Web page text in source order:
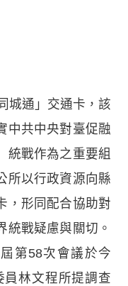
城通」交通卡，該
中共中央對臺促融
統戰作為之重要組
所以行政資源向縣
，形同配合協助對
統戰疑慮與關切。
第58次會議於今
員林文程所提調查